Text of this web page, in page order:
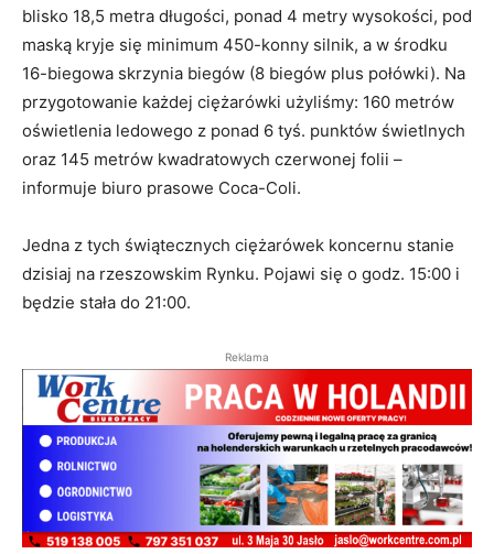
blisko 18,5 metra długości, ponad 4 metry wysokości, pod
maską kryje się minimum 450-konny silnik, a w środku
16-biegowa skrzynia biegów (8 biegów plus połówki). Na
przygotowanie każdej ciężarówki użyliśmy: 160 metrów
oświetlenia ledowego z ponad 6 tyś. punktów świetlnych
oraz 145 metrów kwadratowych czerwonej folii –
informuje biuro prasowe Coca-Coli.
Jedna z tych świątecznych ciężarówek koncernu stanie
dzisiaj na rzeszowskim Rynku. Pojawi się o godz. 15:00 i
będzie stała do 21:00.
Reklama